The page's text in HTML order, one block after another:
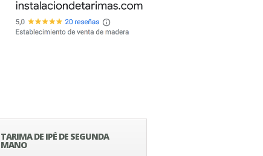
TARIMA DE IPÉ DE SEGUNDA
MANO